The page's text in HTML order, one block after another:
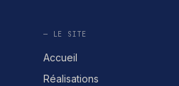
— LE SITE
Accueil
Réalisations